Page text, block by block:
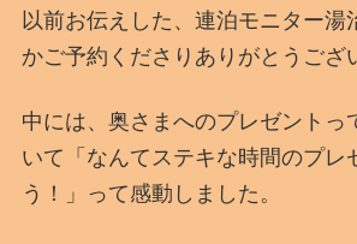
以前お伝えした、連泊モニター湯
かご予約くださりありがとうござ
中には、奥さまへのプレゼントっ
いて「なんてステキな時間のプレ
う！」って感動しました。